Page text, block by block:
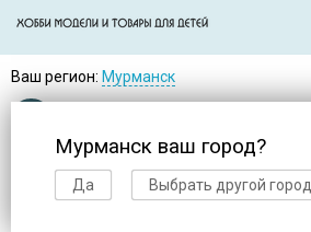
Ваш регион: Мурманск
Мурманск ваш город?
Да Выбрать другой город
Доставкав день заказа